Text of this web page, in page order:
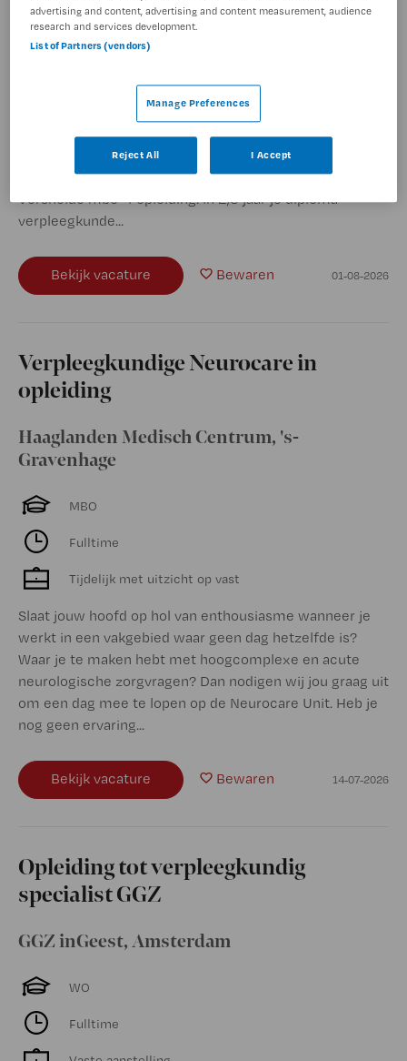
Laat jouw zorghart tot bloei komen in de versnelde BBL-
opleiding Verpleegkunde: leer, werk en groei in 2,5 jaar
tot BIG-geregistreerd verpleegkundige in het St.
Antonius Ziekenhuis. Waarom kiezen voor deze baan?
Versnelde mbo-4 opleiding: in 2,5 jaar je diploma
verpleegkunde...
Bekijk vacature Bewaren 01-08-2026
Verpleegkundige Neurocare in
opleiding
Haaglanden Medisch Centrum, 's-
Gravenhage
MBO
Fulltime
Tijdelijk met uitzicht op vast
Slaat jouw hoofd op hol van enthousiasme wanneer je
werkt in een vakgebied waar geen dag hetzelfde is?
Waar je te maken hebt met hoogcomplexe en acute
neurologische zorgvragen? Dan nodigen wij jou graag uit
om een dag mee te lopen op de Neurocare Unit. Heb je
nog geen ervaring...
Bekijk vacature Bewaren 14-07-2026
Opleiding tot verpleegkundig
specialist GGZ
GGZ inGeest, Amsterdam
WO
Fulltime
advertising and content, advertising and content measurement, audience
research and services development.
List of Partners (vendors)
Manage Preferences
Reject All I Accept